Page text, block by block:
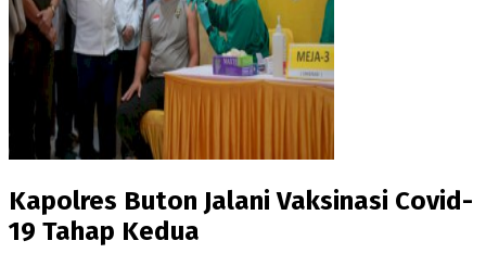
Kapolres Buton Jalani Vaksinasi Covid-
19 Tahap Kedua